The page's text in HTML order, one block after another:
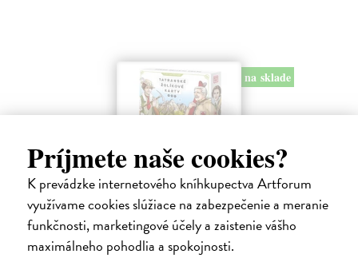
Príjmete naše cookies?
K prevádzke internetového kníhkupectva Artforum
využívame cookies slúžiace na zabezpečenie a meranie
funkčnosti, marketingové účely a zaistenie vášho
maximálneho pohodlia a spokojnosti.
na sklade
Tatranské žolíkové karty
Cermanová Katarína
| Merchandise
Miesto kráľov na koňoch si zahrajte partičku so skutočnými
osobnosťami Vysokých Tatier! Na týchto plne ilustrovaných kartách
nájdete známe aj zašité tatranské miesta a ich súčasné aj historické
osobnosti…